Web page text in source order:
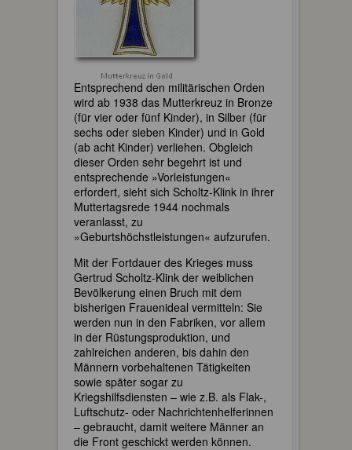
Entsprechend den militärischen Orden
wird ab 1938 das Mutterkreuz in Bronze
(für vier oder fünf Kinder), in Silber (für
sechs oder sieben Kinder) und in Gold
(ab acht Kinder) verliehen. Obgleich
dieser Orden sehr begehrt ist und
entsprechende »Vorleistungen«
erfordert, sieht sich Scholtz-Klink in ihrer
Muttertagsrede 1944 nochmals
veranlasst, zu
»Geburtshöchstleistungen« aufzurufen.
Mit der Fortdauer des Krieges muss
Gertrud Scholtz-Klink der weiblichen
Bevölkerung einen Bruch mit dem
bisherigen Frauenideal vermitteln: Sie
werden nun in den Fabriken, vor allem
in der Rüstungsproduktion, und
zahlreichen anderen, bis dahin den
Männern vorbehaltenen Tätigkeiten
sowie später sogar zu
Kriegshilfsdiensten – wie z.B. als Flak-,
Luftschutz- oder Nachrichtenhelferinnen
– gebraucht, damit weitere Männer an
die Front geschickt werden können.